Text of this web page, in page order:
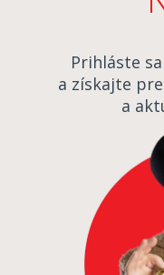
Prihláste
a získajte
a